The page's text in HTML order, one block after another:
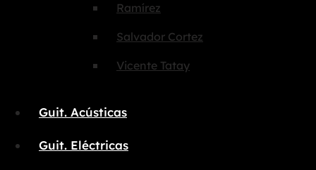
Ramírez
Salvador Cortez
Vicente Tatay
Guit. Acústicas
Guit. Eléctricas